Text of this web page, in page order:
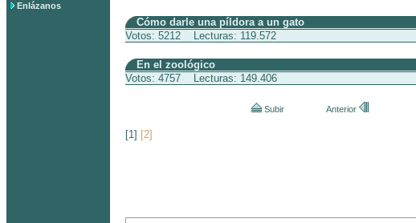
Enlázanos
Cómo darle una píldora a un gato
Votos: 5212 Lecturas: 119.572
En el zoológico
Votos: 4757 Lecturas: 149.406
Subir Anterior
[1] [2]